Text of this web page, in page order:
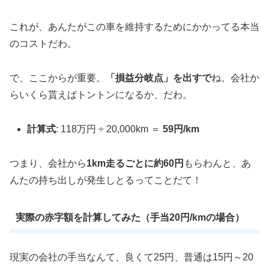
これが、あんたがこの車を維持するためにかかってる本当
のコストだわ。
で、ここからが重要。 「損益分岐点」を出すでね。会社か
らいくら貰えばトントンになるか、だわ。
計算式: 118万円 ÷ 20,000km ＝59円/km
つまり、会社から1km走るごとに約60円 もらわんと、あ
んたの持ち出しが発生しとるってことだて！
実際の赤字額を計算してみた（手当20円/kmの場合）
現実の会社の手当なんて、良くて25円、普通は15円～20